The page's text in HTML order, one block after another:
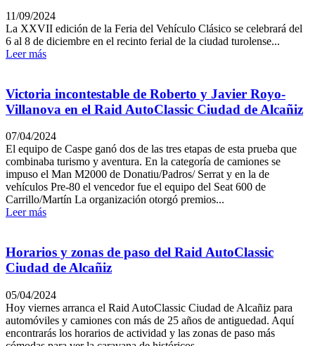
11/09/2024
La XXVII edición de la Feria del Vehículo Clásico se celebrará del
6 al 8 de diciembre en el recinto ferial de la ciudad turolense...
Leer más
Victoria incontestable de Roberto y Javier Royo-
Villanova en el Raid AutoClassic Ciudad de Alcañiz
07/04/2024
El equipo de Caspe ganó dos de las tres etapas de esta prueba que
combinaba turismo y aventura. En la categoría de camiones se
impuso el Man M2000 de Donatiu/Padros/ Serrat y en la de
vehículos Pre-80 el vencedor fue el equipo del Seat 600 de
Carrillo/Martín La organización otorgó premios...
Leer más
Horarios y zonas de paso del Raid AutoClassic
Ciudad de Alcañiz
05/04/2024
Hoy viernes arranca el Raid AutoClassic Ciudad de Alcañiz para
automóviles y camiones con más de 25 años de antiguedad. Aquí
encontrarás los horarios de actividad y las zonas de paso más